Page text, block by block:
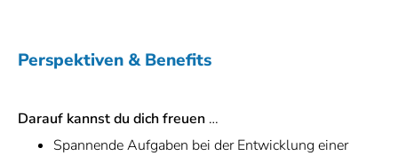
Perspektiven & Benefits
Darauf kannst du dich freuen …
Spannende Aufgaben bei der Entwicklung einer